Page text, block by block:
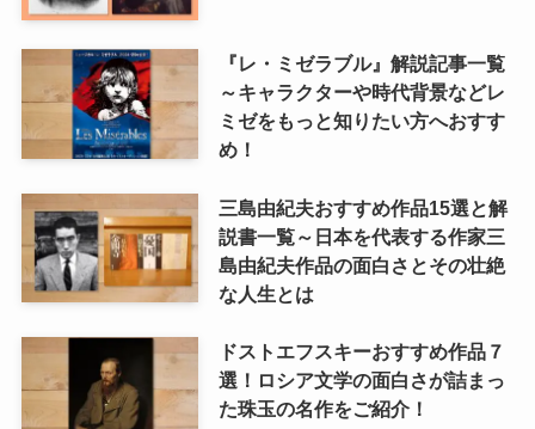
『レ・ミゼラブル』解説記事一覧
～キャラクターや時代背景などレ
ミゼをもっと知りたい方へおすす
め！
三島由紀夫おすすめ作品15選と解
説書一覧～日本を代表する作家三
島由紀夫作品の面白さとその壮絶
な人生とは
ドストエフスキーおすすめ作品７
選！ロシア文学の面白さが詰まっ
た珠玉の名作をご紹介！